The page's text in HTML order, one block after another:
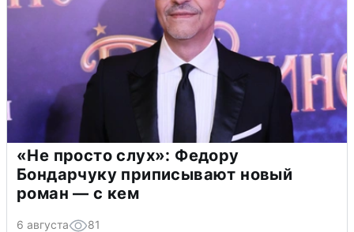
«Не просто слух»: Федору
Бондарчуку приписывают новый
роман — с кем
6 августа 81